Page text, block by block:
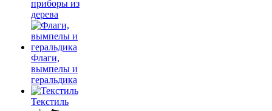
приборы из
дерева
Флаги,
вымпелы и
геральдика
Текстиль